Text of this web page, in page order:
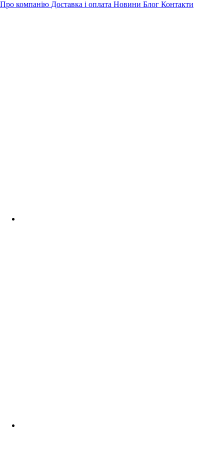
Про компанію Доставка і оплата Новини Блог Контакти